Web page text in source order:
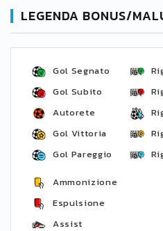
LEGENDA BONUS/
Gol Segnato
Gol Subito
Autorete
Gol Vittoria
Gol Pareggio
Ammonizione
Espulsione
Assist